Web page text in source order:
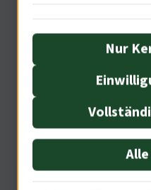
Ökonomische
Verbrechen
Nur